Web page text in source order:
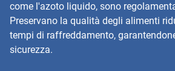
come l'azoto liquido, sono
Preservano la qualità degli alimenti
tempi di raffreddamento,
sicurezza.